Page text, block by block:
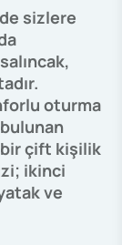
sizlere
oturma
bulunan
bir çift kişilik
ikinci
ve